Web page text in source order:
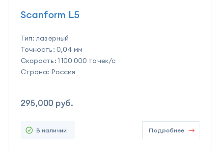
Scanform L5
Тип: лазерный
Точность: 0,04 мм
Скорость: 1 100 000 точек/с
Страна: Россия
295,000 руб.
В наличии Подробнее